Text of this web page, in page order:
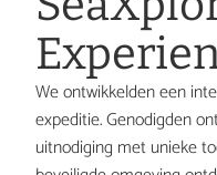
We ontwikkelden een
expeditie. Genodigden
uitnodiging met unieke